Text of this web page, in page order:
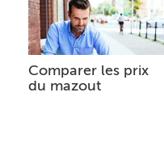
Comparer les prix
du mazout